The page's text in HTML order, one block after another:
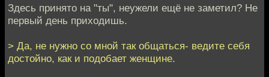
Здесь принято на "ты", неужели ещё не заметил? Не
первый день приходишь.
> Да, не нужно со мной так общаться- ведите себя
достойно, как и подобает женщине.